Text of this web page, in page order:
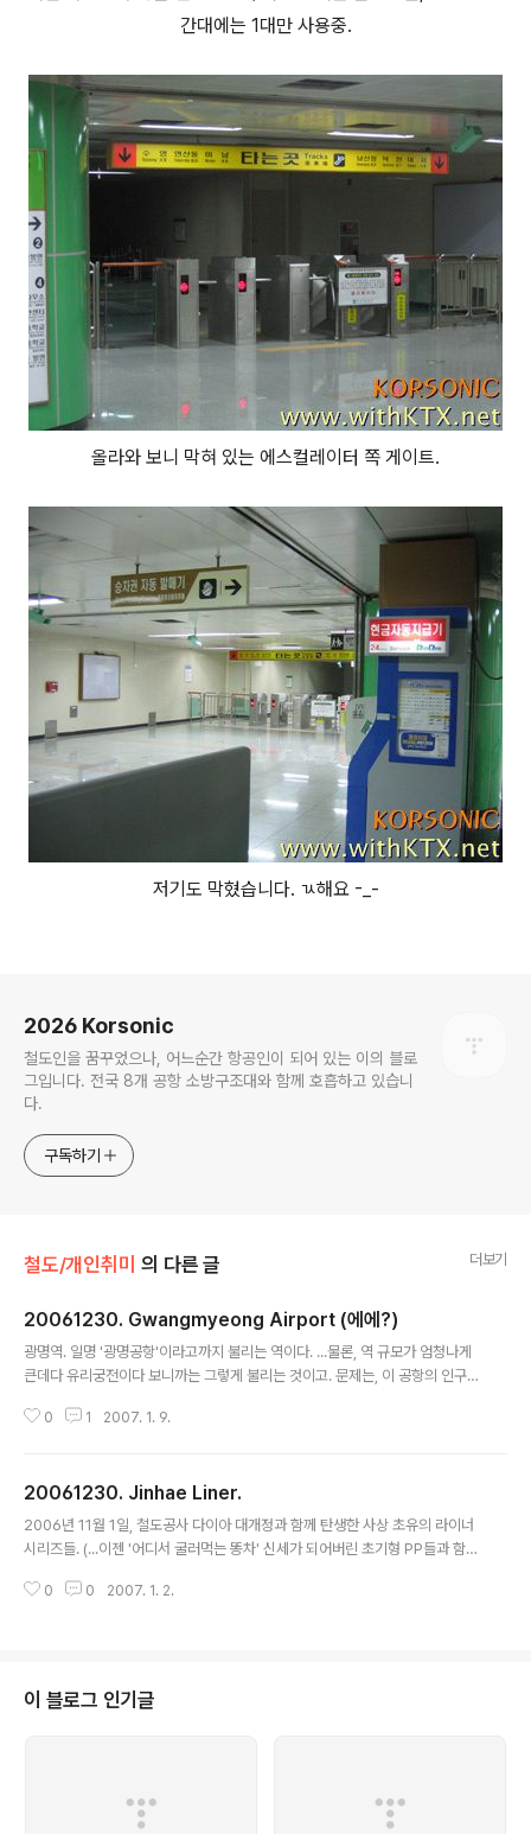
간대에는 1대만 사용중.
올라와 보니 막혀 있는 에스컬레이터 쪽 게이트.
저기도 막혔습니다. ㄳ해요 -_-
2026 Korsonic
철도인을 꿈꾸었으나, 어느순간 항공인이 되어 있는 이의 블로
그입니다. 전국 8개 공항 소방구조대와 함께 호흡하고 있습니
다.
구독하기
철도/개인취미 의 다른 글 더보기
20061230. Gwangmyeong Airport (에에?)
광명역. 일명 '광명공항'이라고까지 불리는 역이다. ...물론, 역 규모가 엄청나게
큰데다 유리궁전이다 보니까는 그렇게 불리는 것이고. 문제는, 이 공항의 인구
0 1 2007. 1. 9.
20061230. Jinhae Liner.
2006년 11월 1일, 철도공사 다이아 대개정과 함께 탄생한 사상 초유의 라이너
시리즈들. (...이젠 '어디서 굴러먹는 똥차' 신세가 되어버린 초기형 PP들과 함께
로, 부산에 가면서 해당 열차를 이용해 보았기 때문에 이날 이용 열차는 다음과
와 4호차가 거의 꽉 찰 정도였으니. 그런데 승객들은 거의 창원에서 다 내렸다.
(...하기야, 진해 자체가 도시가 작은데....
0 0 2007. 1. 2.
이 블로그 인기글